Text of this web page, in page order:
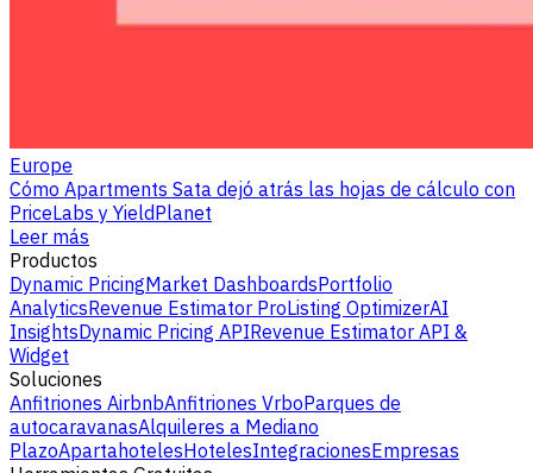
Europe
Cómo Apartments Sata dejó atrás las hojas de cálculo con
PriceLabs y YieldPlanet
Leer más
Productos
Dynamic PricingMarket DashboardsPortfolio
AnalyticsRevenue Estimator ProListing OptimizerAI
InsightsDynamic Pricing APIRevenue Estimator API &
Widget
Soluciones
Anfitriones AirbnbAnfitriones VrboParques de
autocaravanasAlquileres a Mediano
PlazoApartahotelesHotelesIntegracionesEmpresas